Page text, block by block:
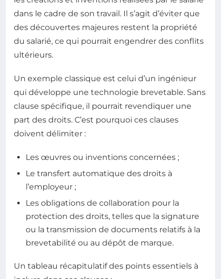
dans le cadre de son travail. Il s’agit d’éviter que
des découvertes majeures restent la propriété
du salarié, ce qui pourrait engendrer des conflits
ultérieurs.
Un exemple classique est celui d’un ingénieur
qui développe une technologie brevetable. Sans
clause spécifique, il pourrait revendiquer une
part des droits. C’est pourquoi ces clauses
doivent délimiter :
Les œuvres ou inventions concernées ;
Le transfert automatique des droits à
l’employeur ;
Les obligations de collaboration pour la
protection des droits, telles que la signature
ou la transmission de documents relatifs à la
brevetabilité ou au dépôt de marque.
Un tableau récapitulatif des points essentiels à